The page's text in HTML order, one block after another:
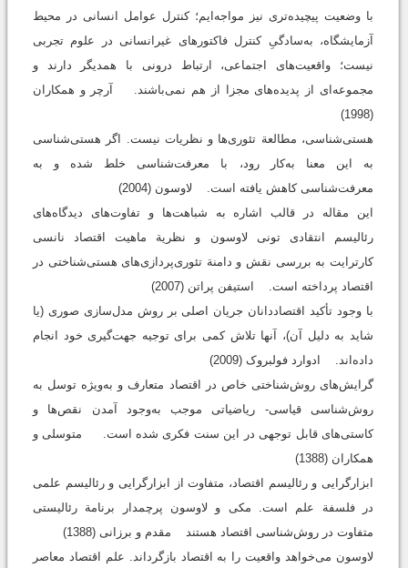
با وضعیت پیچیده‌تری نیز مواجه‌ایم؛ کنترل عوامل انسانی در محیط
آزمایشگاه، به‌سادگیِ کنترل فاکتورهای غیرانسانی در علوم تجربی
نیست؛ واقعیت‌های اجتماعی، ارتباط درونی با همدیگر دارند و
مجموعه‌ای از پدیده‌های مجزا از هم نمی‌باشند. آرچر و همکاران
(1998)
هستی‌شناسی، مطالعة تئوری‌ها و نظریات نیست. اگر هستی‌شناسی
به این معنا به‌کار رود، با معرفت‌شناسی خلط شده و به
معرفت‌شناسی کاهش یافته است. لاوسون (2004)
این مقاله در قالب اشاره به شباهت‌ها و تفاوت‌های دیدگاه‌های
رئالیسم انتقادی تونی لاوسون و نظریة ماهیت اقتصاد نانسی
کارترایت به بررسی نقش و دامنة تئوری‌پردازی‌های هستی‌شناختی در
اقتصاد پرداخته است. استیفن پراتن (2007)
با وجود تأکید اقتصاددانان جریان اصلی بر روش مدل‌سازی صوری (یا
شاید به دلیل آن)، آنها تلاش کمی برای توجیه جهت‌گیری خود انجام
داده‌اند. ادوارد فولبروک (2009)
گرایش‌های روش‌شناختی خاص در اقتصاد متعارف و به‌ویژه توسل به
روش‌شناسی قیاسی- ریاضیاتی موجب به‌وجود آمدن نقص‌ها و
کاستی‌های قابل توجهی در این سنت فکری شده است. متوسلی و
همکاران (1388)
ابزارگرایی و رئالیسم اقتصاد، متفاوت از ابزارگرایی و رئالیسم علمی
در فلسفة علم است. مکی و لاوسون پرچمدار برنامة رئالیستی
متفاوت در روش‌شناسی اقتصاد هستند مقدم و برزانی (1388)
لاوسون می‌خواهد واقعیت را به اقتصاد بازگرداند. علم اقتصاد معاصر